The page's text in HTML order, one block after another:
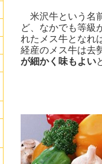
米沢牛という名
ど、なかでも等級
れたメス牛となれ
経産のメス牛は去
が細かく味もよい